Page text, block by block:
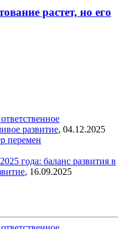
растет, но его
развитие, 04.12.2025
перемен
года: баланс развития в
, 16.09.2025